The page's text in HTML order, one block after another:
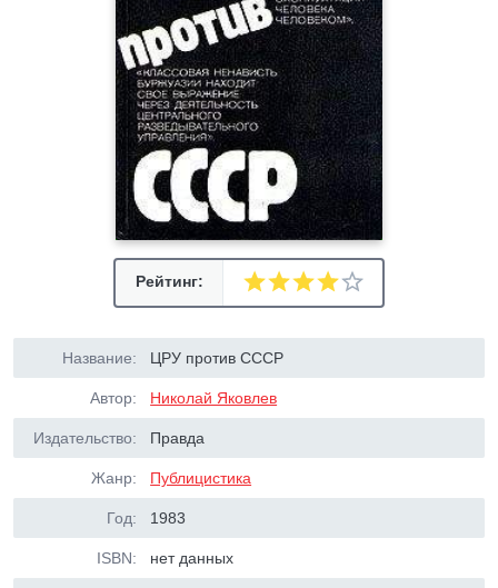
Рейтинг:
Название: ЦРУ против СССР
Автор: Николай Яковлев
Издательство: Правда
Жанр: Публицистика
Год: 1983
ISBN: нет данных